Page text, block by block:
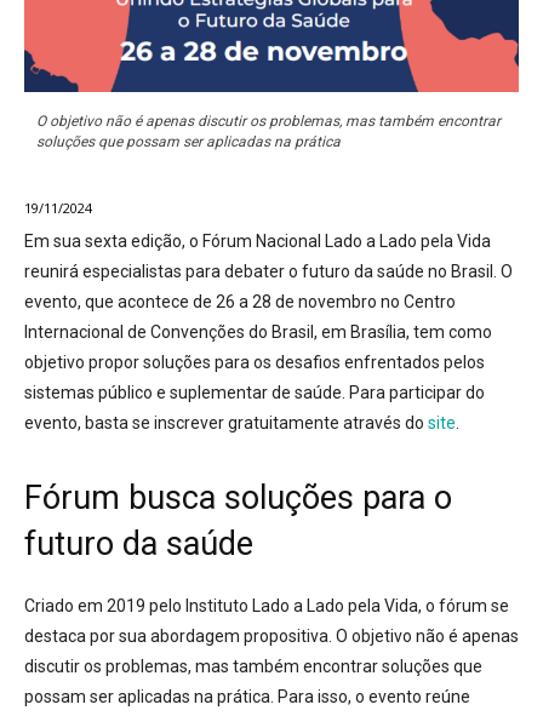
O objetivo não é apenas discutir os problemas, mas também encontrar
soluções que possam ser aplicadas na prática
19/11/2024
Em sua sexta edição, o Fórum Nacional Lado a Lado pela Vida
reunirá especialistas para debater o futuro da saúde no Brasil. O
evento, que acontece de 26 a 28 de novembro no Centro
Internacional de Convenções do Brasil, em Brasília, tem como
objetivo propor soluções para os desafios enfrentados pelos
sistemas público e suplementar de saúde. Para participar do
evento, basta se inscrever gratuitamente através do site.
Fórum busca soluções para o
futuro da saúde
Criado em 2019 pelo Instituto Lado a Lado pela Vida, o fórum se
destaca por sua abordagem propositiva. O objetivo não é apenas
discutir os problemas, mas também encontrar soluções que
possam ser aplicadas na prática. Para isso, o evento reúne